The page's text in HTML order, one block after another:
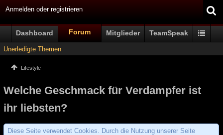
Anmelden oder registrieren
Dashboard Forum Mitglieder TeamSpeak
Unerledigte Themen
Lifestyle
Welche Geschmack für Verdampfer ist
ihr liebsten?
Diese Seite verwendet Cookies. Durch die Nutzung unserer Seite